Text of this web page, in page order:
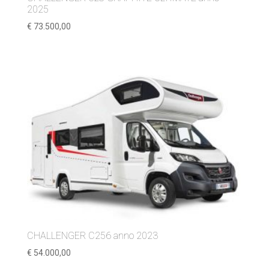
2025
€ 73.500,00
CHALLENGER C256 anno 2023
€ 54.000,00